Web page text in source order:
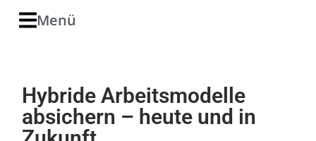
Menü
Hybride Arbeitsmodelle
absichern – heute und in